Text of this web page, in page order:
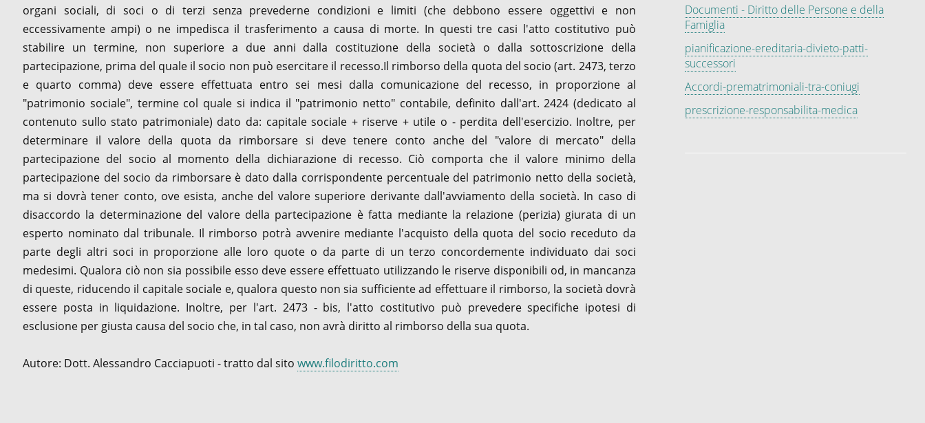
organi sociali, di soci o di terzi senza prevederne condizioni e limiti (che debbono essere oggettivi e non
eccessivamente ampi) o ne impedisca il trasferimento a causa di morte. In questi tre casi l'atto costitutivo può
stabilire un termine, non superiore a due anni dalla costituzione della società o dalla sottoscrizione della
partecipazione, prima del quale il socio non può esercitare il recesso.Il rimborso della quota del socio (art. 2473, terzo
e quarto comma) deve essere effettuata entro sei mesi dalla comunicazione del recesso, in proporzione al
"patrimonio sociale", termine col quale si indica il "patrimonio netto" contabile, definito dall'art. 2424 (dedicato al
contenuto sullo stato patrimoniale) dato da: capitale sociale + riserve + utile o - perdita dell'esercizio. Inoltre, per
determinare il valore della quota da rimborsare si deve tenere conto anche del "valore di mercato" della
partecipazione del socio al momento della dichiarazione di recesso. Ciò comporta che il valore minimo della
partecipazione del socio da rimborsare è dato dalla corrispondente percentuale del patrimonio netto della società,
ma si dovrà tener conto, ove esista, anche del valore superiore derivante dall'avviamento della società. In caso di
disaccordo la determinazione del valore della partecipazione è fatta mediante la relazione (perizia) giurata di un
esperto nominato dal tribunale. Il rimborso potrà avvenire mediante l'acquisto della quota del socio receduto da
parte degli altri soci in proporzione alle loro quote o da parte di un terzo concordemente individuato dai soci
medesimi. Qualora ciò non sia possibile esso deve essere effettuato utilizzando le riserve disponibili od, in mancanza
di queste, riducendo il capitale sociale e, qualora questo non sia sufficiente ad effettuare il rimborso, la società dovrà
essere posta in liquidazione. Inoltre, per l'art. 2473 - bis, l'atto costitutivo può prevedere specifiche ipotesi di
esclusione per giusta causa del socio che, in tal caso, non avrà diritto al rimborso della sua quota.
Autore: Dott. Alessandro Cacciapuoti - tratto dal sito www.filodiritto.com
Documenti - Diritto delle Persone e della
Famiglia
pianificazione-ereditaria-divieto-patti-
successori
Accordi-prematrimoniali-tra-coniugi
prescrizione-responsabilita-medica